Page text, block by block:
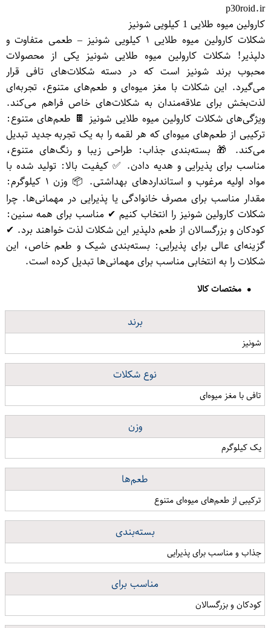
p30roid.ir
کارولین میوه طلایی 1 کیلویی شونیز
شکلات کارولین میوه طلایی ۱ کیلویی شونیز – طعمی متفاوت و
دلپذیر! شکلات کارولین میوه طلایی شونیز یکی از محصولات
محبوب برند شونیز است که در دسته شکلات‌های تافی قرار
می‌گیرد. این شکلات با مغز میوه‌ای و طعم‌های متنوع، تجربه‌ای
لذت‌بخش برای علاقه‌مندان به شکلات‌های خاص فراهم می‌کند.
ویژگی‌های شکلات کارولین میوه طلایی شونیز 🍫 طعم‌های متنوع:
ترکیبی از طعم‌های میوه‌ای که هر لقمه را به یک تجربه جدید تبدیل
می‌کند. 🎁 بسته‌بندی جذاب: طراحی زیبا و رنگ‌های متنوع،
مناسب برای پذیرایی و هدیه دادن. ✅ کیفیت بالا: تولید شده با
مواد اولیه مرغوب و استانداردهای بهداشتی. 📦 وزن ۱ کیلوگرم:
مقدار مناسب برای مصرف خانوادگی یا پذیرایی در مهمانی‌ها. چرا
شکلات کارولین شونیز را انتخاب کنیم ✔ مناسب برای همه سنین:
کودکان و بزرگسالان از طعم دلپذیر این شکلات لذت خواهند برد. ✔
گزینه‌ای عالی برای پذیرایی: بسته‌بندی شیک و طعم خاص، این
شکلات را به انتخابی مناسب برای مهمانی‌ها تبدیل کرده است.
مختصات کالا
برند
شونیز
نوع شکلات
تافی با مغز میوه‌ای
وزن
یک کیلوگرم
طعم‌ها
ترکیبی از طعم‌های میوه‌ای متنوع
بسته‌بندی
جذاب و مناسب برای پذیرایی
مناسب برای
کودکان و بزرگسالان